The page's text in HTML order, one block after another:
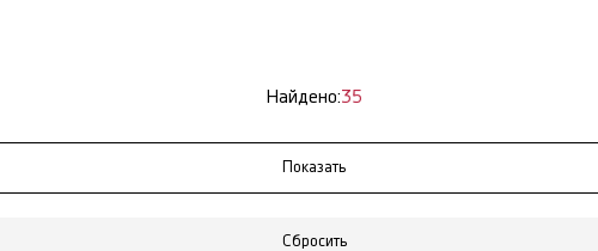
Найдено:35
Сбросить